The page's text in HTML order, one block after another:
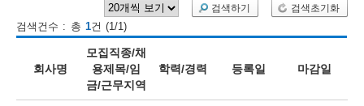
검색하기 검색초기화
검색건수 : 총 1건 (1/1)
회사명
모집직종/채
용제목/임
금/근무지역
학력/경력 등록일 마감일
등